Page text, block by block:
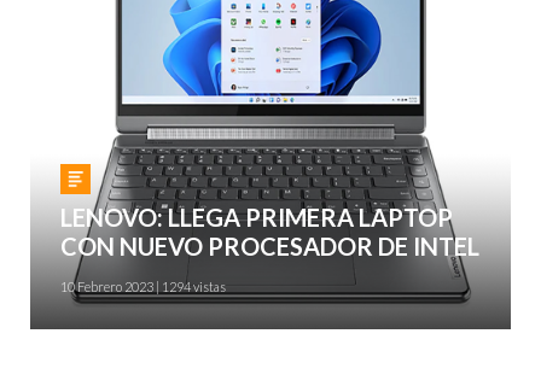
Gadgets
LENOVO: LLEGA PRIMERA LAPTOP
CON NUEVO PROCESADOR DE INTEL
10 Febrero 2023 | 1294 vistas